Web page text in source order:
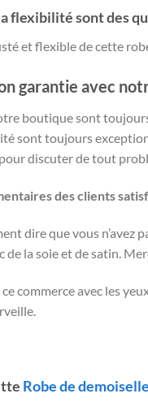
flexibilité sont des
et flexible de cette
garantie avec
boutique sont
sont toujours
discuter de tout
des clients
dire que vous n’avez
de la soie et de satin.
ce commerce avec les
Robe de